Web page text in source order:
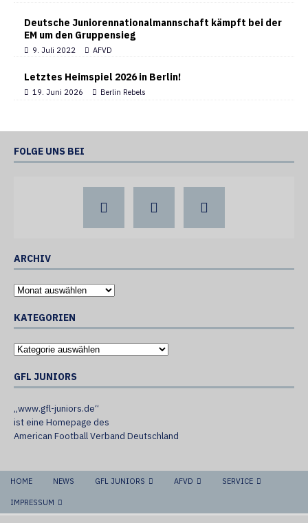
Deutsche Juniorennationalmannschaft kämpft bei der
EM um den Gruppensieg
9. Juli 2022 AFVD
Letztes Heimspiel 2026 in Berlin!
19. Juni 2026 Berlin Rebels
FOLGE UNS BEI
ARCHIV
KATEGORIEN
GFL JUNIORS
„www.gfl-juniors.de“
ist eine Homepage des
American Football Verband Deutschland
HOME NEWS GFL JUNIORS AFVD SERVICE
IMPRESSUM